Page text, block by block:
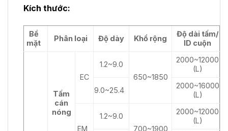
Kích thước:
Bề
mặt
Phân loại Độ dày Khổ rộng
Độ dài tấm/
ID cuộn
Tấm
cán
nóng
EC
1.2~9.0
650~1850
2000~12000
(L)
9.0~25.4
2000~16000
(L)
EM
1.2~9.0
700~1900
2000~12000
(L)